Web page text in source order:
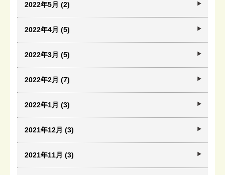
2022年5月 (2)
2022年4月 (5)
2022年3月 (5)
2022年2月 (7)
2022年1月 (3)
2021年12月 (3)
2021年11月 (3)